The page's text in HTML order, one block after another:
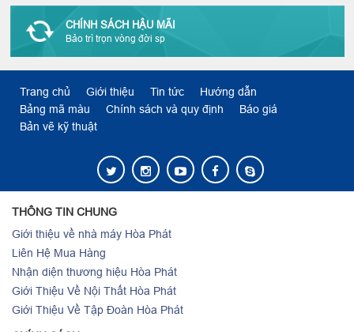
CHÍNH SÁCH HẬU MÃI
Bảo trì trọn vòng đời sp
Trang chủ Giới thiệu Tin tức
Hướng dẫn
Bảng mã màu
Chính sách và quy định
Báo giá
Bản vẽ kỹ thuật
THÔNG TIN CHUNG
Giới thiệu về nhà máy Hòa Phát
Liên Hệ Mua Hàng
Nhận diện thương hiệu Hòa Phát
Giới Thiệu Về Nội Thất Hòa Phát
Giới Thiệu Về Tập Đoàn Hòa Phát